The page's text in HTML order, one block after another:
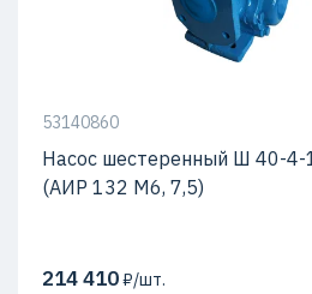
53140860
Насос шестеренный Ш 40-
(АИР 132 М6, 7,5)
214 410₽/шт.